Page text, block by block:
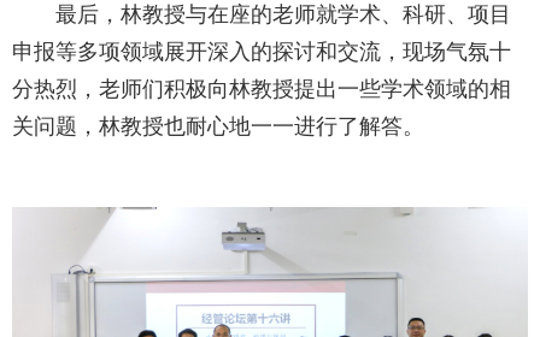
最后，林教授与在座的老师就学术、科研、项目
申报等多项领域展开深入的探讨和交流，现场气氛十
分热烈，老师们积极向林教授提出一些学术领域的相
关问题，林教授也耐心地一一进行了解答。